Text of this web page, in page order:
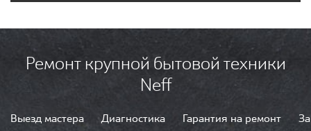
Ремонт крупной бытовой техники
Neff
Выезд мастера Диагностика Гарантия на ремонт